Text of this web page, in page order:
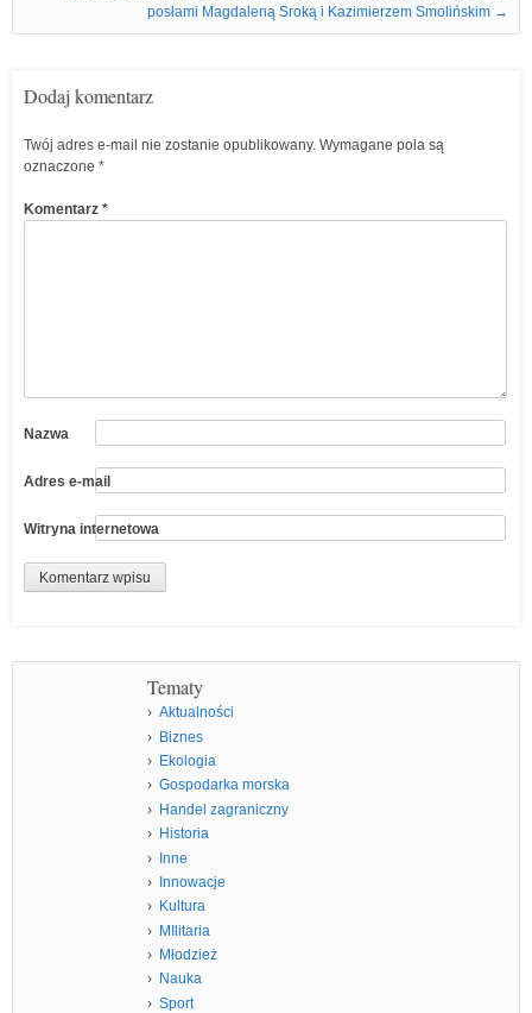
posłami Magdaleną Sroką i Kazimierzem Smolińskim →
Dodaj komentarz
Twój adres e-mail nie zostanie opublikowany. Wymagane pola są
oznaczone *
Komentarz *
Nazwa
Adres e-mail
Witryna internetowa
Tematy
Aktualności
Biznes
Ekologia
Gospodarka morska
Handel zagraniczny
Historia
Inne
Innowacje
Kultura
MIlitaria
Młodzież
Nauka
Sport